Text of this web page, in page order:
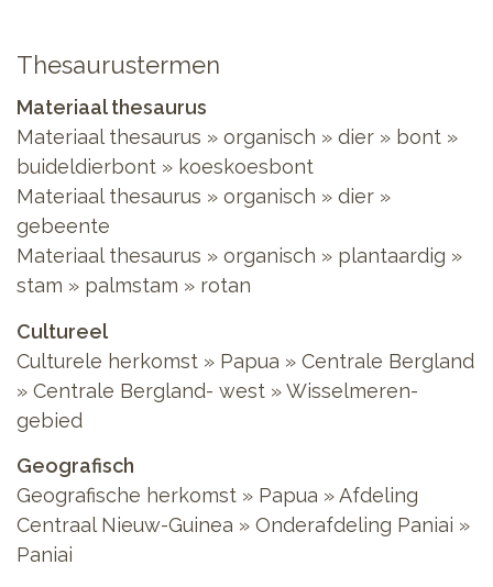
Thesaurustermen
Materiaal thesaurus
Materiaal thesaurus » organisch » dier » bont »
buideldierbont » koeskoesbont
Materiaal thesaurus » organisch » dier »
gebeente
Materiaal thesaurus » organisch » plantaardig »
stam » palmstam » rotan
Cultureel
Culturele herkomst » Papua » Centrale Bergland
» Centrale Bergland- west »Wisselmeren-
gebied
Geografisch
Geografische herkomst » Papua »Afdeling
Centraal Nieuw-Guinea » Onderafdeling Paniai »
Paniai